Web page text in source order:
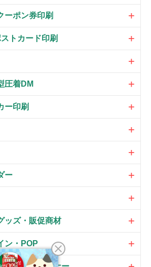
ーポン券印刷
トカード印刷
圧着DM
ー印刷
ー
ッズ・販促商材
ン・POP